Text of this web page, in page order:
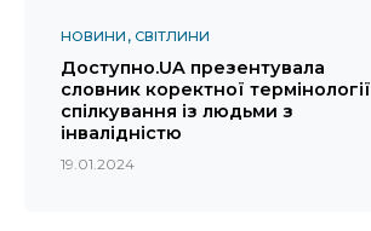
НОВИНИ СВІТЛИНИ
Доступно.UA презентувала
словник коректної термінології
спілкування із людьми з
інвалідністю
19.01.2024